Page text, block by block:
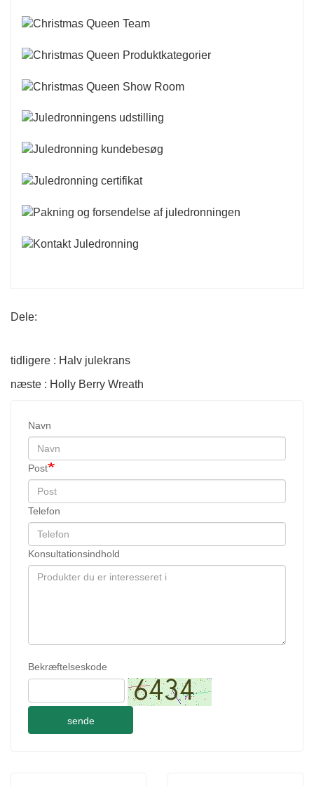
Dele:
tidligere : Halv julekrans
næste : Holly Berry Wreath
Navn
Post
Telefon
Konsultationsindhold
Bekræftelseskode
sende